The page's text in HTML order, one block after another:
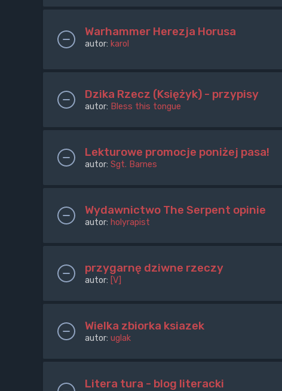
Warhammer Herezja Horusa
autor: karol
Dzika Rzecz (Księżyk) - przypisy
autor: Bless this tongue
Lekturowe promocje poniżej pasa!
autor: Sgt. Barnes
Wydawnictwo The Serpent opinie
autor: holyrapist
przygarnę dziwne rzeczy
autor: [V]
Wielka zbiorka ksiazek
autor: uglak
Litera tura - blog literacki